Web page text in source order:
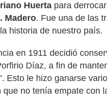
Huerta para derrocar
Madero. Fue una de las
historia de nuestro país.
en 1911 decidió
Díaz, a fin de
Esto le hizo ganarse
no tenía empate con